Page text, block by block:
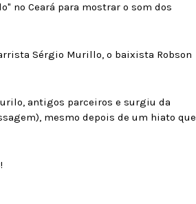
no Ceará para mostrar o som dos
Sérgio Murillo, o baixista Robson
antigos parceiros e surgiu da
mesmo depois de um hiato que